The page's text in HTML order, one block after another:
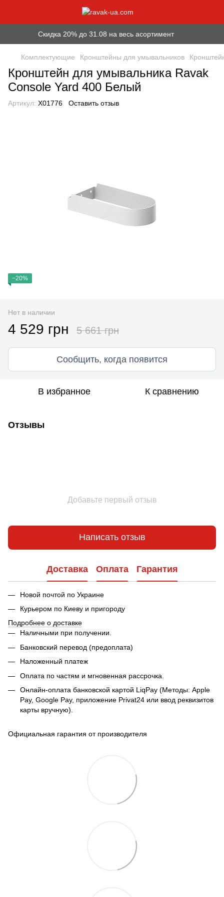
Скидка 20% до 31.08 на весь асортимент
Комплектующие Кронштейны для умывальников
Кронштейн для умывальника Ravak
Console Yard 400 Белый
Артикул: X01776 Оставить отзыв
−20%
Нет в наличии
4 529 грн 5 661 грн
Сообщить, когда появится
В избранное К сравнению
Отзывы
Добавьте первый отзыв
Написать отзыв
Доставка Оплата Гарантия
Новой почтой по Украине
Курьером по Киеву и пригороду
Подробнее о доставке
Наличными при получении.
Банковский перевод (предоплата)
Наложенный платеж
Оплата по частям и мгновенная рассрочка.
Онлайн-оплата банковской картой LiqPay (Методы: Apple
Pay, Google Pay, приложение Privat24 или ввод реквизитов
карты вручную).
Официальная гарантия от производителя